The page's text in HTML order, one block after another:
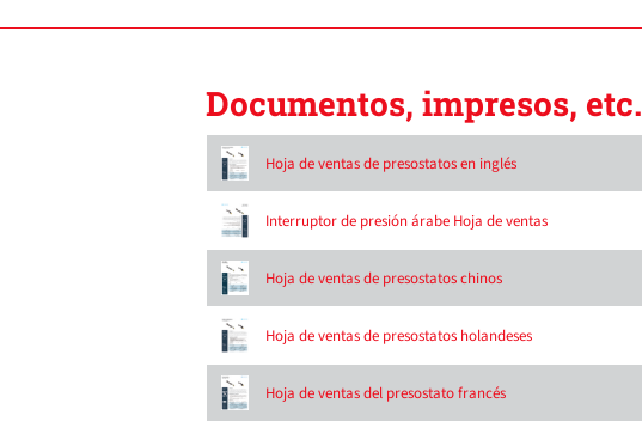
Documentos, impresos, etc.
Hoja de ventas de presostatos en inglés
Interruptor de presión árabe Hoja de ventas
Hoja de ventas de presostatos chinos
Hoja de ventas de presostatos holandeses
Hoja de ventas del presostato francés